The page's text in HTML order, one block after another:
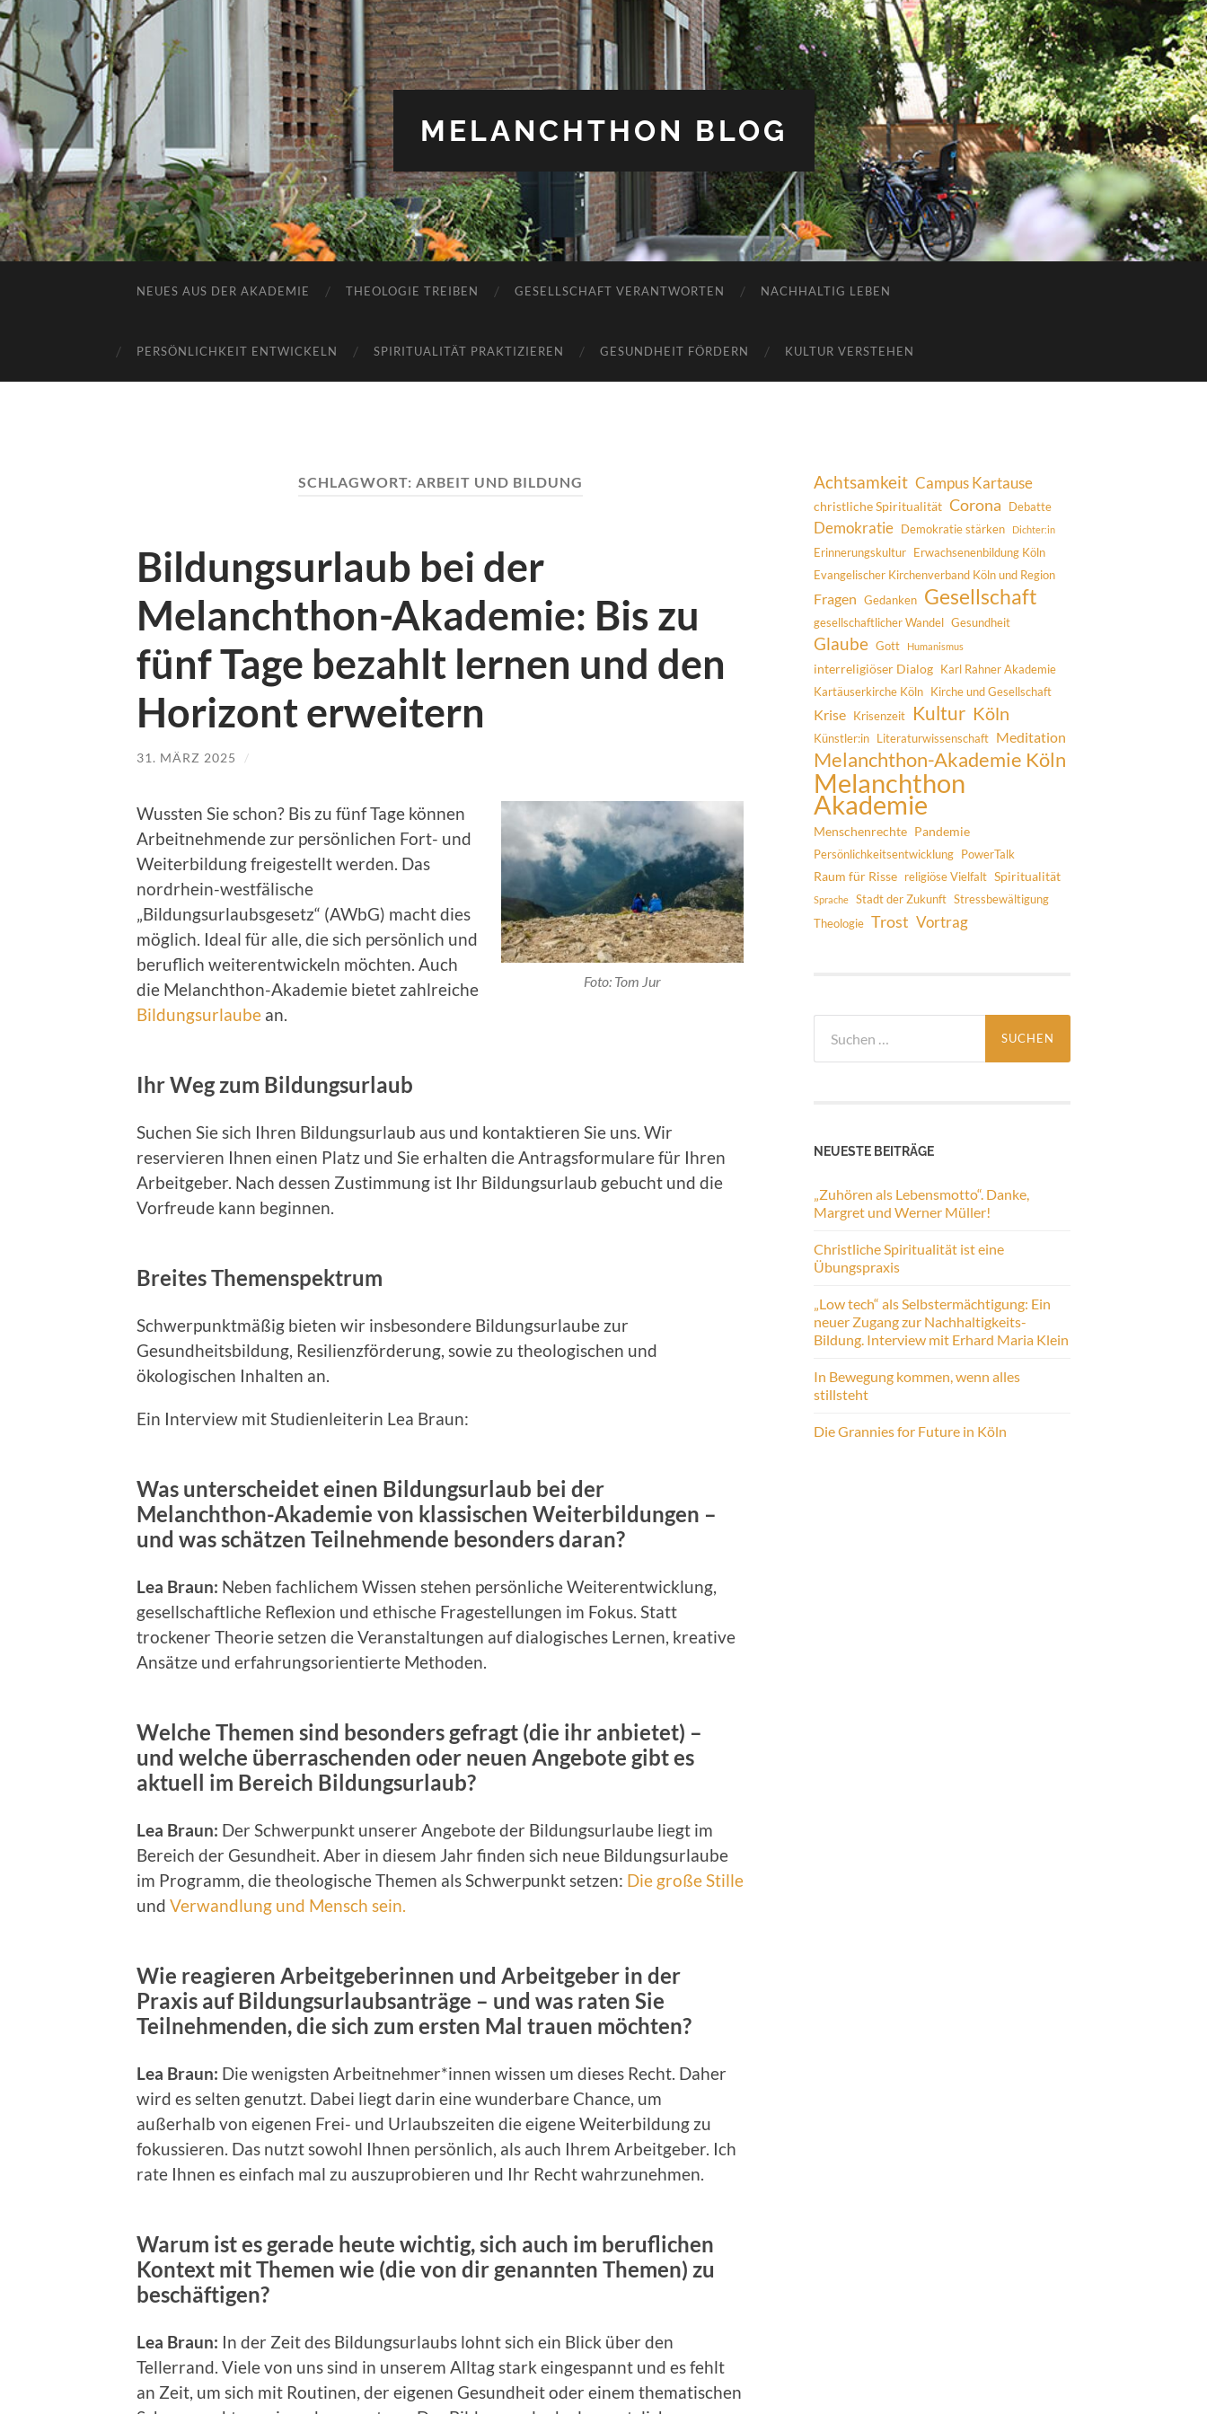
MELANCHTHON BLOG
NEUES AUS DER AKADEMIE THEOLOGIE TREIBEN GESELLSCHAFT VERANTWORTEN NACHHALTIG LEBEN
PERSÖNLICHKEIT ENTWICKELN SPIRITUALITÄT PRAKTIZIEREN GESUNDHEIT FÖRDERN KULTUR VERSTEHEN
SCHLAGWORT: ARBEIT UND BILDUNG
Bildungsurlaub bei der
Melanchthon-Akademie: Bis zu
fünf Tage bezahlt lernen und den
Horizont erweitern
31. MÄRZ 2025 /
Foto: Tom Jur
Wussten Sie schon? Bis zu fünf Tage können
Arbeitnehmende zur persönlichen Fort- und
Weiterbildung freigestellt werden. Das
nordrhein-westfälische
„Bildungsurlaubsgesetz“ (AWbG) macht dies
möglich. Ideal für alle, die sich persönlich und
beruflich weiterentwickeln möchten. Auch
die Melanchthon-Akademie bietet zahlreiche
Bildungsurlaube an.
Ihr Weg zum Bildungsurlaub
Suchen Sie sich Ihren Bildungsurlaub aus und kontaktieren Sie uns. Wir
reservieren Ihnen einen Platz und Sie erhalten die Antragsformulare für Ihren
Arbeitgeber. Nach dessen Zustimmung ist Ihr Bildungsurlaub gebucht und die
Vorfreude kann beginnen.
Breites Themenspektrum
Schwerpunktmäßig bieten wir insbesondere Bildungsurlaube zur
Gesundheitsbildung, Resilienzförderung, sowie zu theologischen und
ökologischen Inhalten an.
Ein Interview mit Studienleiterin Lea Braun:
Was unterscheidet einen Bildungsurlaub bei der
Melanchthon-Akademie von klassischen Weiterbildungen –
und was schätzen Teilnehmende besonders daran?
Lea Braun: Neben fachlichem Wissen stehen persönliche Weiterentwicklung,
gesellschaftliche Reflexion und ethische Fragestellungen im Fokus. Statt
trockener Theorie setzen die Veranstaltungen auf dialogisches Lernen, kreative
Ansätze und erfahrungsorientierte Methoden.
Welche Themen sind besonders gefragt (die ihr anbietet) –
und welche überraschenden oder neuen Angebote gibt es
aktuell im Bereich Bildungsurlaub?
Lea Braun: Der Schwerpunkt unserer Angebote der Bildungsurlaube liegt im
Bereich der Gesundheit. Aber in diesem Jahr finden sich neue Bildungsurlaube
im Programm, die theologische Themen als Schwerpunkt setzen: Die große Stille
und Verwandlung und Mensch sein.
Wie reagieren Arbeitgeberinnen und Arbeitgeber in der
Praxis auf Bildungsurlaubsanträge – und was raten Sie
Teilnehmenden, die sich zum ersten Mal trauen möchten?
Lea Braun: Die wenigsten Arbeitnehmer*innen wissen um dieses Recht. Daher
wird es selten genutzt. Dabei liegt darin eine wunderbare Chance, um
außerhalb von eigenen Frei- und Urlaubszeiten die eigene Weiterbildung zu
fokussieren. Das nutzt sowohl Ihnen persönlich, als auch Ihrem Arbeitgeber. Ich
rate Ihnen es einfach mal zu auszuprobieren und Ihr Recht wahrzunehmen.
Warum ist es gerade heute wichtig, sich auch im beruflichen
Kontext mit Themen wie (die von dir genannten Themen) zu
beschäftigen?
Lea Braun: In der Zeit des Bildungsurlaubs lohnt sich ein Blick über den
Tellerrand. Viele von uns sind in unserem Alltag stark eingespannt und es fehlt
an Zeit, um sich mit Routinen, der eigenen Gesundheit oder einem thematischen
Achtsamkeit Campus Kartause
christliche Spiritualität Corona Debatte
Demokratie Demokratie stärken Dichter:in
Erinnerungskultur Erwachsenenbildung Köln
Evangelischer Kirchenverband Köln und Region
Fragen Gedanken Gesellschaft
gesellschaftlicher Wandel Gesundheit
Glaube Gott Humanismus
interreligiöser Dialog Karl Rahner Akademie
Kartäuserkirche Köln Kirche und Gesellschaft
Krise Krisenzeit Kultur Köln
Künstler:in Literaturwissenschaft Meditation
Melanchthon-Akademie Köln
Melanchthon
Akademie
Menschenrechte Pandemie
Persönlichkeitsentwicklung PowerTalk
Raum für Risse religiöse Vielfalt Spiritualität
Sprache Stadt der Zukunft Stressbewältigung
Theologie Trost Vortrag
nach:
NEUESTE BEITRÄGE
„Zuhören als Lebensmotto“. Danke,
Margret und Werner Müller!
Christliche Spiritualität ist eine
Übungspraxis
„Low tech“ als Selbstermächtigung: Ein
neuer Zugang zur Nachhaltigkeits-
Bildung. Interview mit Erhard Maria Klein
In Bewegung kommen, wenn alles
stillsteht
Die Grannies for Future in Köln